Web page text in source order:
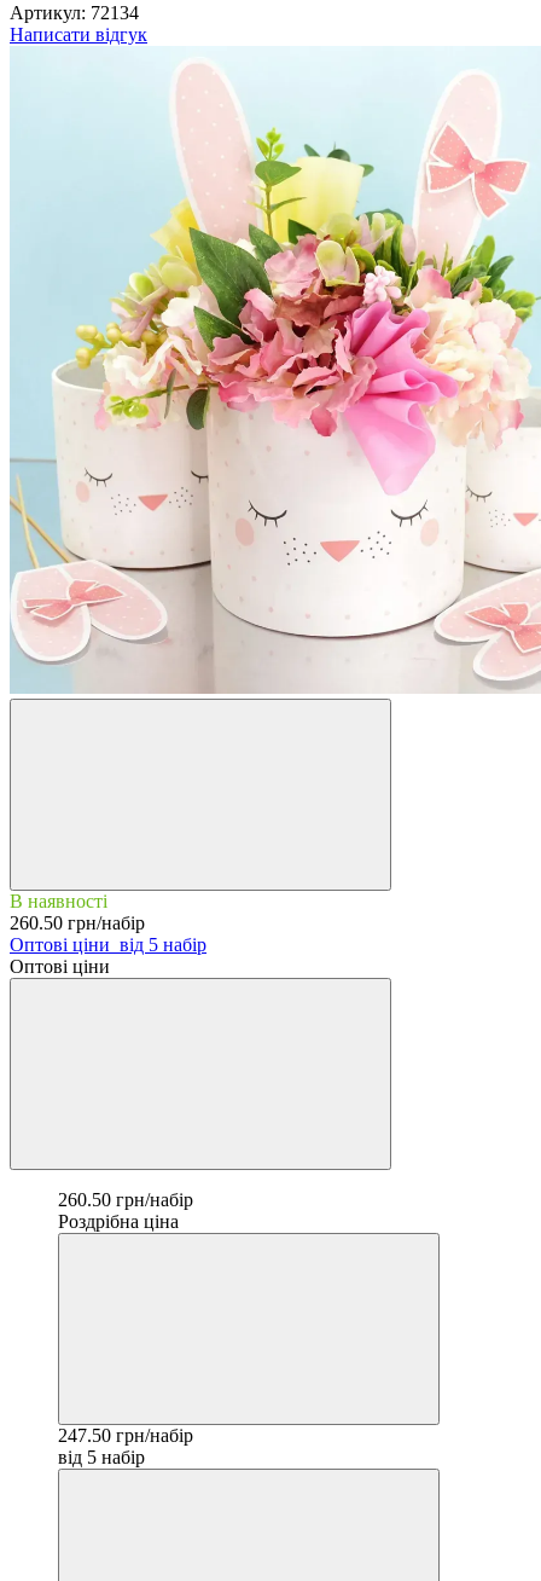
Артикул: 72134
Написати відгук
В наявності
260.50 грн/набір
Оптові ціни від 5 набір
Оптові ціни
260.50 грн/набір
Роздрібна ціна
247.50 грн/набір
від 5 набір